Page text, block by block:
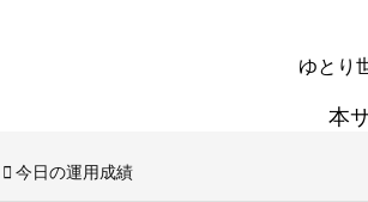
ゆとり
本
 今日の運用成績